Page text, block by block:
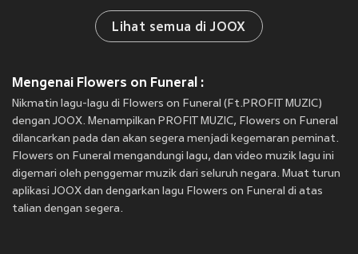
Lihat semua di JOOX
Mengenai Flowers on Funeral :
Nikmatin lagu-lagu di Flowers on Funeral (Ft.PROFIT MUZIC)
dengan JOOX. Menampilkan PROFIT MUZIC, Flowers on Funeral
dilancarkan pada dan akan segera menjadi kegemaran peminat.
Flowers on Funeral mengandungi lagu, dan video muzik lagu ini
digemari oleh penggemar muzik dari seluruh negara. Muat turun
aplikasi JOOX dan dengarkan lagu Flowers on Funeral di atas
talian dengan segera.